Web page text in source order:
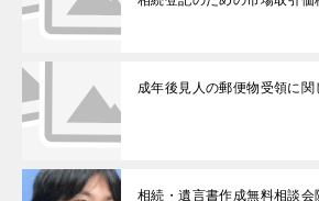
成年後見人の郵便物受領に関
相続・遺言書作成無料相談会